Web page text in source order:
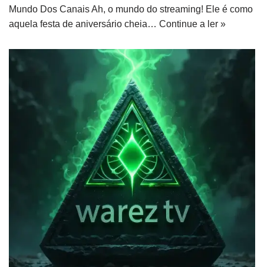
Mundo Dos Canais Ah, o mundo do streaming! Ele é como
aquela festa de aniversário cheia… Continue a ler »